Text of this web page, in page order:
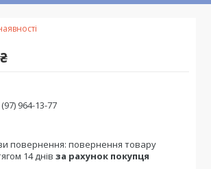
964-13-77
повернення товару
14 днів за рахунок покупця